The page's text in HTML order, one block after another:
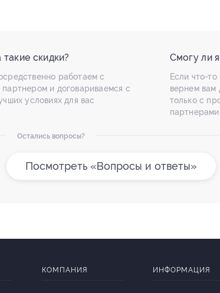
такие скидки?
работаем с
и договариваемся с
условиях для вас
Смогу ли
Если что-
вернем вам
только с
партнерами
Остались вопросы?
Посмотреть «Вопросы и ответы»
КОМПАНИЯ ИНФОРМАЦИЯ